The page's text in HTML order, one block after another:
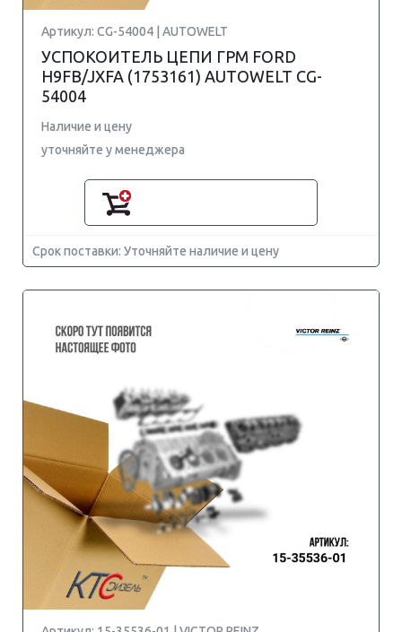
Артикул: CG-54004 | AUTOWELT
УСПОКОИТЕЛЬ ЦЕПИ ГРМ FORD
H9FB/JXFA (1753161) AUTOWELT CG-
54004
Наличие и цену
уточняйте у менеджера
Срок поставки: Уточняйте наличие и цену